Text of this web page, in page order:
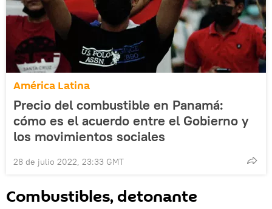
América Latina
Precio del combustible en Panamá:
cómo es el acuerdo entre el Gobierno y
los movimientos sociales
28 de julio 2022, 23:33 GMT
Combustibles, detonante